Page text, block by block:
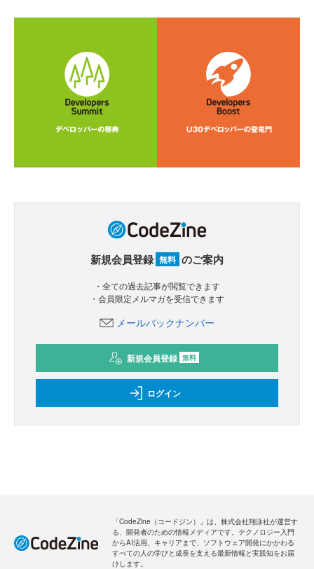
新規会員登録 無料 のご案内
・全ての過去記事が閲覧できます
・会員限定メルマガを受信できます
メールバックナンバー
新規会員登録 無料
ログイン
「CodeZine（コードジン）」は、株式会社翔泳社が運営す
る、開発者のための情報メディアです。テクノロジー入門
からAI活用、キャリアまで、ソフトウェア開発にかかわる
すべての人の学びと成長を支える最新情報と実践知をお届
けします。